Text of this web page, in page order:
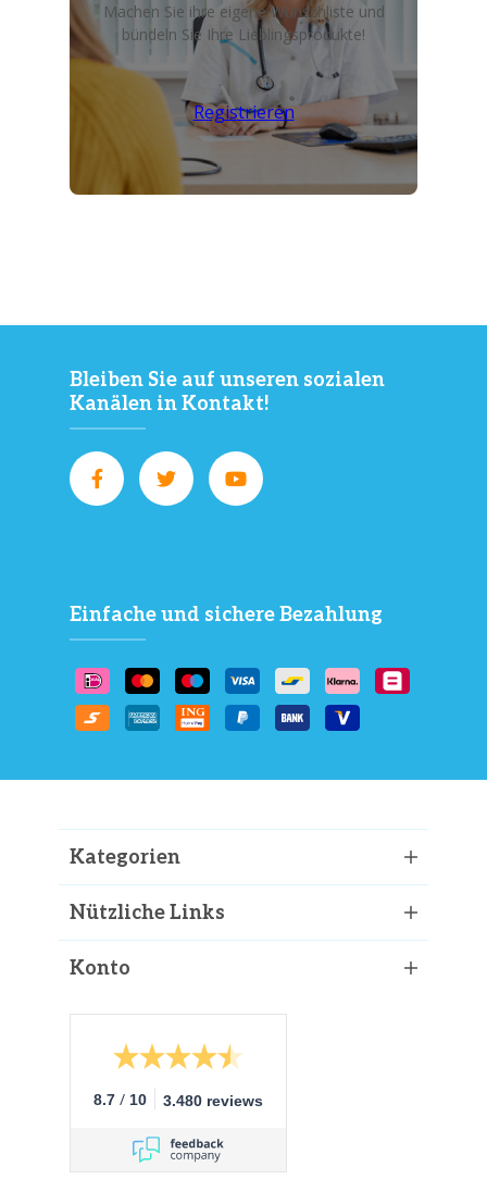
Machen Sie ihre eigene Wunschliste und
bündeln Sie Ihre Lieblingsprodukte!
Registrieren
Bleiben Sie auf unseren sozialen
Kanälen in Kontakt!
Einfache und sichere Bezahlung
Kategorien
Nützliche Links
Konto
8.7 / 10 3.480 reviews